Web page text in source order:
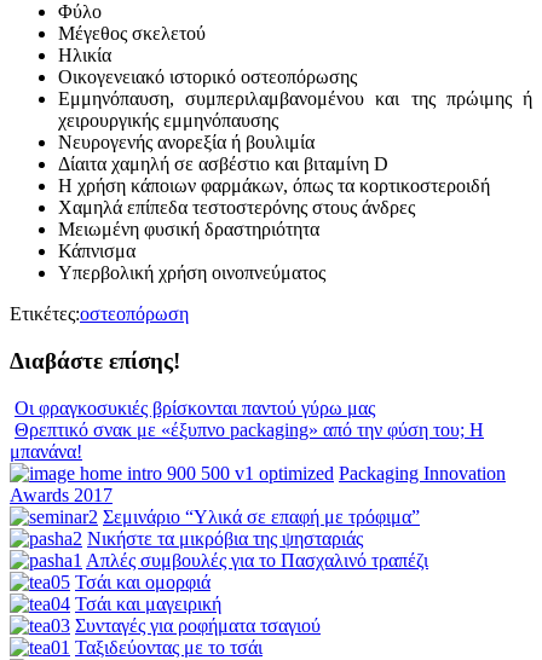
Φύλο
Μέγεθος σκελετού
Ηλικία
Οικογενειακό ιστορικό οστεοπόρωσης
Εμμηνόπαυση, συμπεριλαμβανομένου και της πρώιμης ή
χειρουργικής εμμηνόπαυσης
Νευρογενής ανορεξία ή βουλιμία
Δίαιτα χαμηλή σε ασβέστιο και βιταμίνη D
Η χρήση κάποιων φαρμάκων, όπως τα κορτικοστεροιδή
Χαμηλά επίπεδα τεστοστερόνης στους άνδρες
Μειωμένη φυσική δραστηριότητα
Κάπνισμα
Υπερβολική χρήση οινοπνεύματος
Ετικέτες:οστεοπόρωση
Διαβάστε επίσης!
Οι φραγκοσυκιές βρίσκονται παντού γύρω μας
Θρεπτικό σνακ με «έξυπνο packaging» από την φύση του; Η
μπανάνα!
Packaging Innovation
Awards 2017
Σεμινάριο “Υλικά σε επαφή με τρόφιμα”
Νικήστε τα μικρόβια της ψησταριάς
Απλές συμβουλές για το Πασχαλινό τραπέζι
Τσάι και ομορφιά
Τσάι και μαγειρική
Συνταγές για ροφήματα τσαγιού
Ταξιδεύοντας με το τσάι